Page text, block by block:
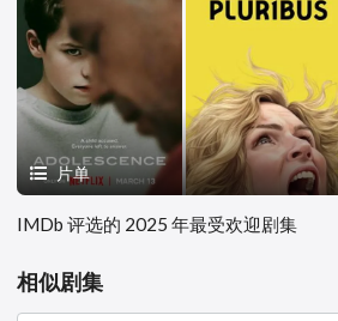
片单
IMDb 评选的 2025 年最受欢迎剧集
相似剧集